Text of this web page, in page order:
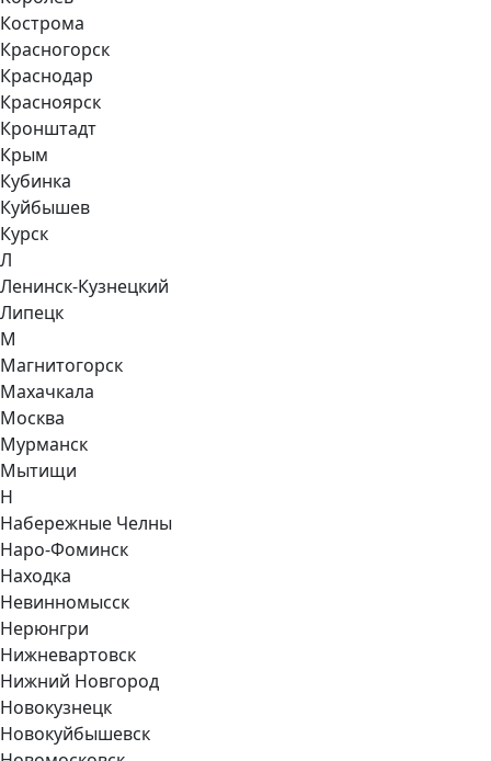
Кострома
Красногорск
Краснодар
Красноярск
Кронштадт
Крым
Кубинка
Куйбышев
Курск
Л
Ленинск-Кузнецкий
Липецк
М
Магнитогорск
Махачкала
Москва
Мурманск
Мытищи
Н
Набережные Челны
Наро-Фоминск
Находка
Невинномысск
Нерюнгри
Нижневартовск
Нижний Новгород
Новокузнецк
Новокуйбышевск